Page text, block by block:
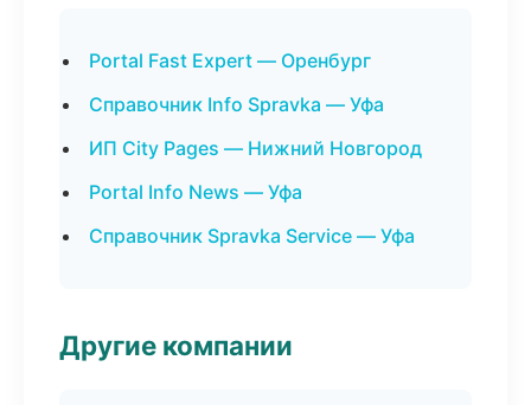
Portal Fast Expert — Оренбург
Справочник Info Spravka — Уфа
ИП City Pages — Нижний Новгород
Portal Info News — Уфа
Справочник Spravka Service — Уфа
Другие компании